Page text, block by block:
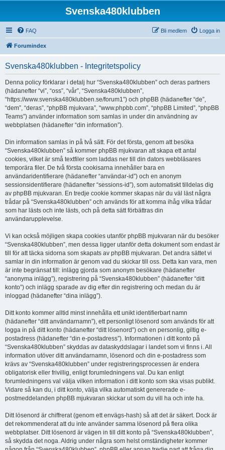
Svenska480klubben
FAQ Logga in
Bli medlem
Forumindex
Svenska480klubben - Integritetspolicy
Denna policy förklarar i detalj hur “Svenska480klubben” och deras partners
(hädanefter “vi”, “oss”, “vår”, “Svenska480klubben”,
“https://www.svenska480klubben.se/forum1”) och phpBB (hädanefter “de”,
“dem”, “deras”, “phpBB mjukvara”, “www.phpbb.com”, “phpBB Limited”, “phpBB
Teams”) använder information som samlas in under din användning av
webbplatsen (hädanefter “din information”).
Din information samlas in på två sätt. För det första, genom att besöka
“Svenska480klubben” så kommer phpBB mjukvaran att skapa ett antal
cookies, vilket är små textfiler som laddas ner till din dators webbläsares
temporära filer. De två första cookisarna innehåller bara en
användaridentifierare (hädanefter “användar-id”) och en anonym
sessionsidentifierare (hädanefter “sessions-id”), som automatiskt tilldelas dig
av phpBB mjukvaran. En tredje cookie kommer skapas när du väl läst några
trådar på “Svenska480klubben” och används för att komma ihåg vilka trådar
som har lästs och inte lästs, och på detta sätt förbättras din
användarupplevelse.
Vi kan också möjligen skapa cookies utanför phpBB mjukvaran när du besöker
“Svenska480klubben”, men dessa ligger utanför detta dokument som endast är
till för att täcka sidorna som skapats av phpBB mjukvaran. Det andra sättet vi
samlar in din information är genom vad du skickar till oss. Detta kan vara, men
är inte begränsat till: inlägg gjorda som anonym besökare (hädanefter
“anonyma inlägg”), registrering på “Svenska480klubben” (hädanefter “ditt
konto”) och inlägg sparade av dig efter din registrering och medan du är
inloggad (hädanefter “dina inlägg”).
Ditt konto kommer alltid minst innehålla ett unikt identifierbart namn
(hädanefter “ditt användarnamn”), ett personligt lösenord som används för att
logga in på ditt konto (hädanefter “ditt lösenord”) och en personlig, giltig e-
postadress (hädanefter “din e-postadress”). Informationen i ditt konto på
“Svenska480klubben” skyddas av dataskyddslagar i landet som vi finns i. All
information utöver ditt användarnamn, lösenord och din e-postadress som
krävs av “Svenska480klubben” under registreringsprocessen är endera
obligatorisk eller frivillig, enligt forumledningens val. Du kan enligt
forumledningens val välja vilken information i ditt konto som ska visas publikt.
Vidare så kan du, i ditt konto, välja vilka automatiskt genererade e-
postmeddelanden phpBB mjukvaran skickar ut som du vill ha och inte ha.
Ditt lösenord är chiffrerat (genom ett envägs-hash) så att det är säkert. Dock är
det rekommenderat att du inte använder samma lösenord på flera olika
webbplatser. Ditt lösenord är vägen in till ditt konto på “Svenska480klubben”,
så skydda det noga. Aldrig under några som helst omständigheter kommer